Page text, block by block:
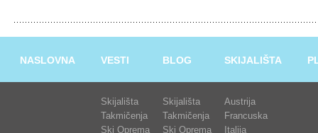
NASLOVNA VESTI
Skijališta
Takmičenja
Ski Oprema
BLOG
Skijališta
Takmičenja
Ski Oprema
SKIJALIŠTA
Austrija
Francuska
Italija